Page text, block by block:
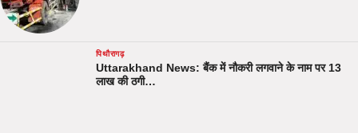
पिथौरागढ़
Uttarakhand News: बैंक में नौकरी लगवाने के नाम पर 13
लाख की ठगी…